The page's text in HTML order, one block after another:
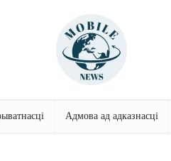
Адмова ад адказнасці